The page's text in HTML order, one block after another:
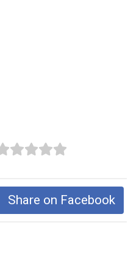
Share on Facebook